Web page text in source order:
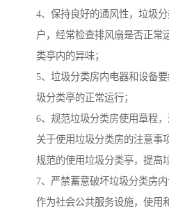
4、保持良好的通风性，垃圾
户，经常检查排风扇是否正常
类亭内的异味；
5、垃圾分类房内电器和设备
圾分类亭的正常运行；
6、规范垃圾分类房使用章程
关于使用垃圾分类房的注意事
规范的使用垃圾分类亭，提高
7、严禁蓄意破坏垃圾分类房
作为社会公共服务设施，使用